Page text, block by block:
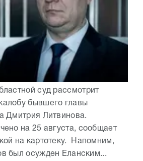
суд рассмотрит
бывшего главы
Дмитрия Литвинова.
на 25 августа, сообщает
на картотеку. Напомним,
был осужден Еланским...